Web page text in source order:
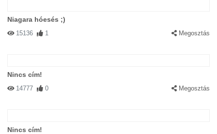
Niagara hóesés ;)
15136 1 Megosztás
Nincs cím!
14777 0 Megosztás
Nincs cím!